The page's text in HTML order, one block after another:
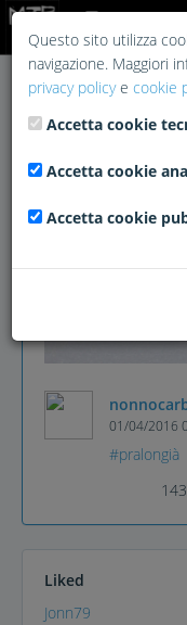
01/04/2016
#pralongià
Liked
Jonn79
Questo sito utilizza
navigazione. Maggiori
privacy policye cookie
Accetta cookie
Accetta cookie
Accetta cookie